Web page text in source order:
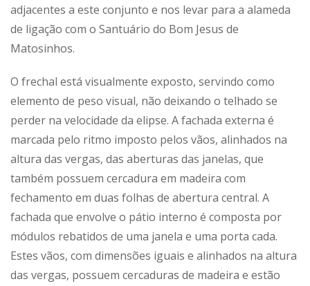
adjacentes a este conjunto e nos levar para a alameda
de ligação com o Santuário do Bom Jesus de
Matosinhos.
O frechal está visualmente exposto, servindo como
elemento de peso visual, não deixando o telhado se
perder na velocidade da elipse. A fachada externa é
marcada pelo ritmo imposto pelos vãos, alinhados na
altura das vergas, das aberturas das janelas, que
também possuem cercadura em madeira com
fechamento em duas folhas de abertura central. A
fachada que envolve o pátio interno é composta por
módulos rebatidos de uma janela e uma porta cada.
Estes vãos, com dimensões iguais e alinhados na altura
das vergas, possuem cercaduras de madeira e estão